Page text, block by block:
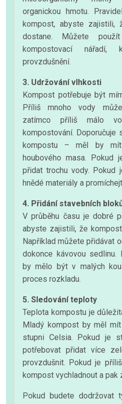
organickou hmotu.
kompost, abyste zajistili,
dostane. Můžete
kompostovací nářadí,
provzdušnění.
3. Udržování vlhkosti
Kompost potřebuje být
Příliš mnoho vody
zatímco příliš málo
kompostování. Doporučuje
kompostu – měl by mít
houbového masa. Pokud
přidat trochu vody. Pokud
hnědé materiály a
4. Přidání stavebních
V průběhu času je dobré
abyste zajistili, že
Například můžete přidávat
dokonce kávovou sedlinu.
by mělo být v malých
proces rozkladu.
5. Sledování teploty
Teplota kompostu je
Mladý kompost by měl
stupni Celsia. Pokud je
potřebovat přidat více
provzdušnit. Pokud je
kompost vychladnout a pak
Pokud budete dodržovat